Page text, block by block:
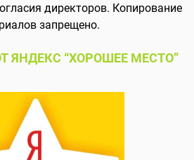
директоров. Копирование
запрещено.
ЯНДЕКС “ХОРОШЕЕ МЕСТО”